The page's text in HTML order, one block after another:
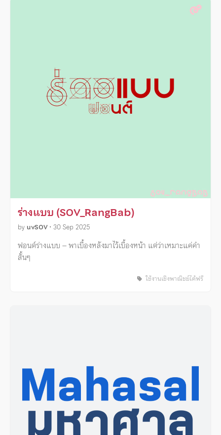
ร่างแบบ (SOV_RangBab)
by uvSOV • 30 Sep 2025
ฟอนต์ร่างแบบ – พาเบื้องหลังมาไว้เบื้องหน้า แต่ว่าเหมาะแค่คำ
สั้นๆ
ใช้งานเชิงพาณิชย์ได้ฟรี